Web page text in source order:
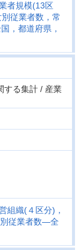
者規模(13区
従業者数，常
，都道府県，
する集計 / 産業
組織(４区分)，
従業者数―全